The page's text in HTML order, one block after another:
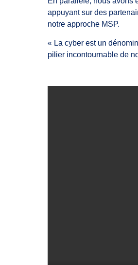
appuyant sur des
notre approche MSP.
« La cyber est un
pilier incontournable de